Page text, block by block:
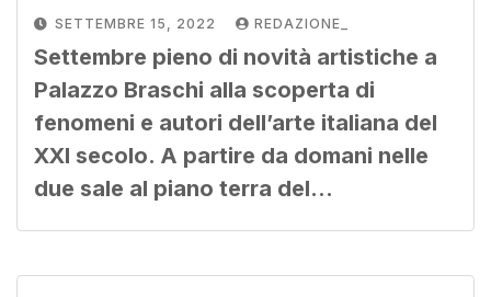
SETTEMBRE 15, 2022 REDAZIONE_
Settembre pieno di novità artistiche a
Palazzo Braschi alla scoperta di
fenomeni e autori dell’arte italiana del
XXI secolo. A partire da domani nelle
due sale al piano terra del…